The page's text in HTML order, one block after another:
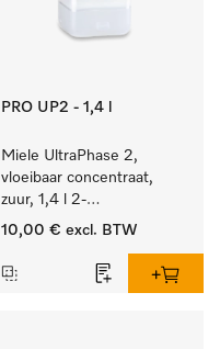
PRO UP2 - 1,4 l
Miele UltraPhase 2,
vloeibaar concentraat,
zuur, 1,4 l 2-
componentenwasmiddel
wasgoed.
10,00 € excl. BTW